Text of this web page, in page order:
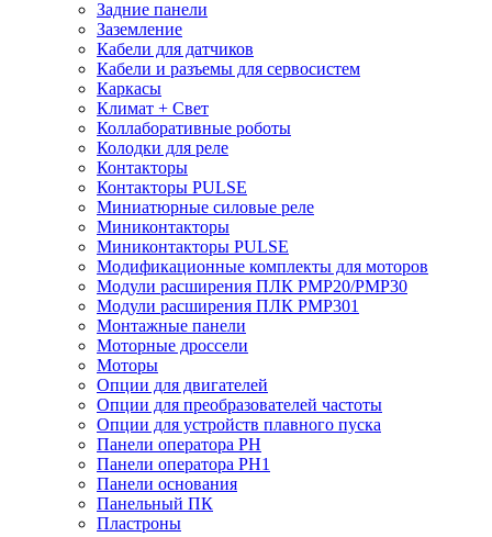
Задние панели
Заземление
Кабели для датчиков
Кабели и разъемы для сервосистем
Каркасы
Климат + Свет
Коллаборативные роботы
Колодки для реле
Контакторы
Контакторы PULSE
Миниатюрные силовые реле
Миниконтакторы
Миниконтакторы PULSE
Модификационные комплекты для моторов
Модули расширения ПЛК PMP20/PMP30
Модули расширения ПЛК PMP301
Монтажные панели
Моторные дроссели
Моторы
Опции для двигателей
Опции для преобразователей частоты
Опции для устройств плавного пуска
Панели оператора PH
Панели оператора PH1
Панели основания
Панельный ПК
Пластроны